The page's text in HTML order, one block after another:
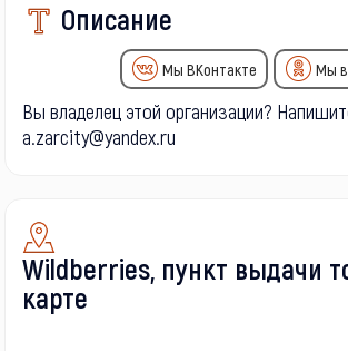
Описание
Мы ВКонтакте Мы в
Вы владелец этой организации?
a.zarcity@yandex.ru
Wildberries, пункт выдачи
карте